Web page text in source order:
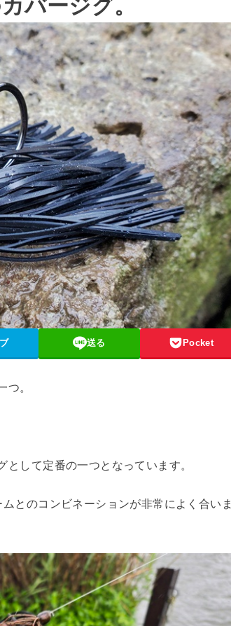
バージグ。
送る Pocket
つ。
して定番の一つとなっています。
とのコンビネーションが非常によく合いま